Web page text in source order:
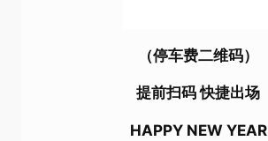
（停车费二维码）
提前扫码 快捷出场
HAPPY NEW YEAR